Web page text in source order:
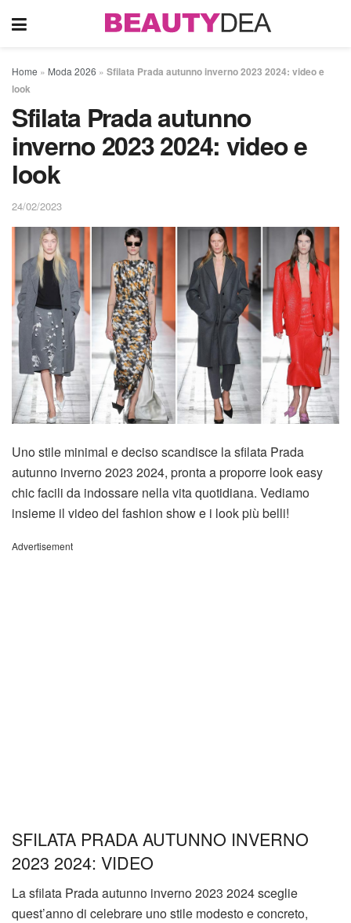
Home » Moda 2026 » Sfilata Prada autunno inverno 2023 2024: video e
look
Sfilata Prada autunno
inverno 2023 2024: video e
look
24/02/2023
Uno stile minimal e deciso scandisce la sfilata Prada
autunno inverno 2023 2024, pronta a proporre look easy
chic facili da indossare nella vita quotidiana. Vediamo
insieme il video del fashion show e i look più belli!
Advertisement
SFILATA PRADA AUTUNNO INVERNO
2023 2024: VIDEO
La sfilata Prada autunno inverno 2023 2024 sceglie
quest’anno di celebrare uno stile modesto e concreto,